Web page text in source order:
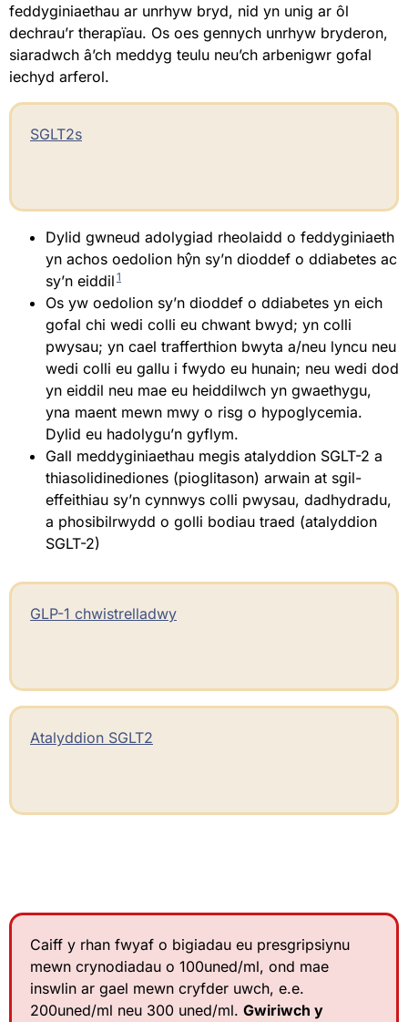
feddyginiaethau ar unrhyw bryd, nid yn unig ar ôl
dechrau’r therapïau. Os oes gennych unrhyw bryderon,
siaradwch â’ch meddyg teulu neu’ch arbenigwr gofal
iechyd arferol.
SGLT2s
Dylid gwneud adolygiad rheolaidd o feddyginiaeth
yn achos oedolion hŷn sy’n dioddef o ddiabetes ac
sy’n eiddil 1
Os yw oedolion sy’n dioddef o ddiabetes yn eich
gofal chi wedi colli eu chwant bwyd; yn colli
pwysau; yn cael trafferthion bwyta a/neu lyncu neu
wedi colli eu gallu i fwydo eu hunain; neu wedi dod
yn eiddil neu mae eu heiddilwch yn gwaethygu,
yna maent mewn mwy o risg o hypoglycemia.
Dylid eu hadolygu’n gyflym.
Gall meddyginiaethau megis atalyddion SGLT-2 a
thiasolidinediones (pioglitason) arwain at sgil-
effeithiau sy’n cynnwys colli pwysau, dadhydradu,
a phosibilrwydd o golli bodiau traed (atalyddion
SGLT-2)
GLP-1 chwistrelladwy
Atalyddion SGLT2
Caiff y rhan fwyaf o bigiadau eu presgripsiynu
mewn crynodiadau o 100uned/ml, ond mae
inswlin ar gael mewn cryfder uwch, e.e.
200uned/ml neu 300 uned/ml. Gwiriwch y